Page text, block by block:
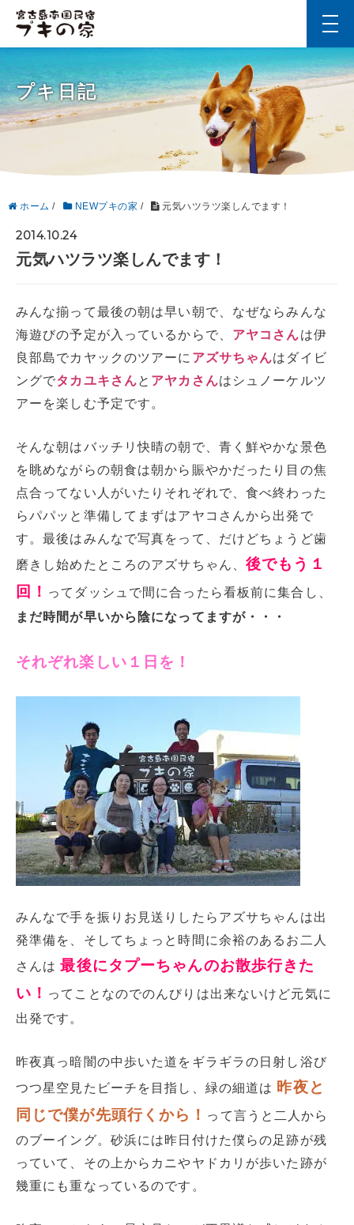
プキ日記
ホーム / NEWプキの家 / 元気ハツラツ楽しんでます！
2014.10.24
元気ハツラツ楽しんでます！
みんな揃って最後の朝は早い朝で、なぜならみんな
海遊びの予定が入っているからで、 アヤコさんは伊
良部島でカヤックのツアーに アズサちゃんはダイビ
ングでタカユキさんと アヤカさんはシュノーケルツ
アーを楽しむ予定です。
そんな朝はバッチリ快晴の朝で、青く鮮やかな景色
を眺めながらの朝食は朝から賑やかだったり目の焦
点合ってない人がいたりそれぞれで、食べ終わった
らパパッと準備してまずはアヤコさんから出発で
す。最後はみんなで写真をって、だけどちょうど歯
磨きし始めたところのアズサちゃん、後でもう１
回！ ってダッシュで間に合ったら看板前に集合し、
まだ時間が早いから陰になってますが・・・
それぞれ楽しい１日を！
みんなで手を振りお見送りしたらアズサちゃんは出
発準備を、そしてちょっと時間に余裕のあるお二人
さんは最後にタプーちゃんのお散歩行きた
い！ ってことなのでのんびりは出来ないけど元気に
出発です。
昨夜真っ暗闇の中歩いた道をギラギラの日射し浴び
つつ星空見たビーチを目指し、緑の細道は 昨夜と
同じで僕が先頭行くから！ って言うと二人から
のブーイング。砂浜には昨日付けた僕らの足跡が残
っていて、その上からカニやヤドカリが歩いた跡が
幾重にも重なっているのです。
t
o
g
g
l
v
a